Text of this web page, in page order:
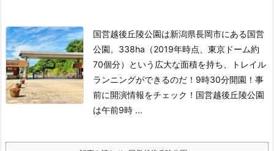
国営越後丘陵公園は新潟県長岡市にある国営
公園。338ha（2019年時点、東京ドーム約
70個分）という広大な面積を持ち、トレイル
ランニングができるのだ！ 9時30分開園！事
前に開演情報をチェック！ 国営越後丘陵公園
は午前9時 ...